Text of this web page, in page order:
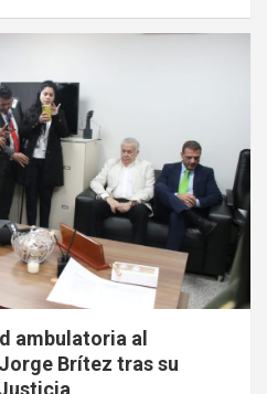
ambulatoria al
Brítez tras su